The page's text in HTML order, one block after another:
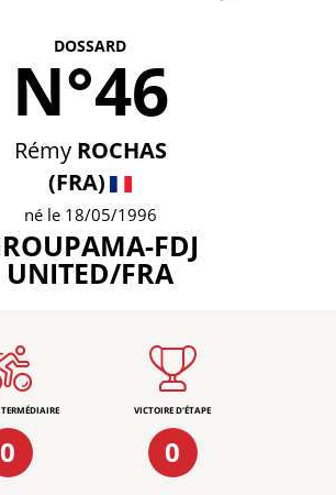
DOSSARD
N°46
Rémy ROCHAS
(FRA)
né le 18/05/1996
FDJ
UNITED/FRA
0
VICTOIRE D'ÉTAPE
0